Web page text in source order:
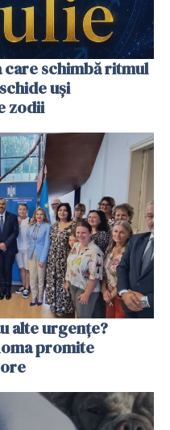
care schimbă ritmul
uși
zodii
alte urgențe?
promite